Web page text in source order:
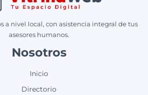
a nivel local, con asistencia integral de tus
asesores humanos.
Nosotros
Inicio
Directorio